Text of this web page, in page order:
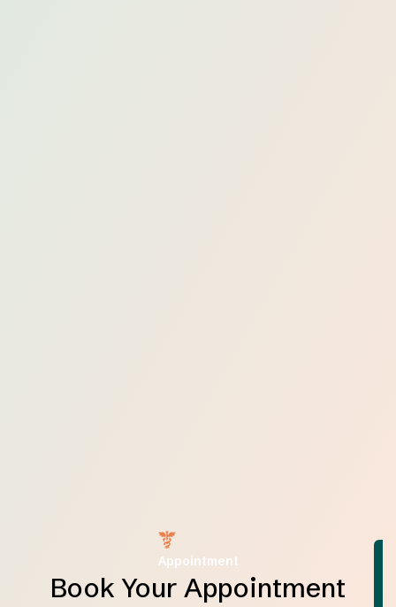
Appointment
Book Your Appointment